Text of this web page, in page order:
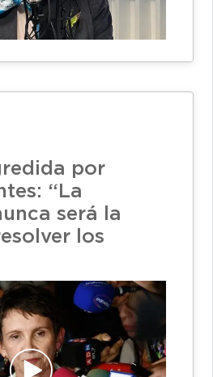
por
“La
será la
los